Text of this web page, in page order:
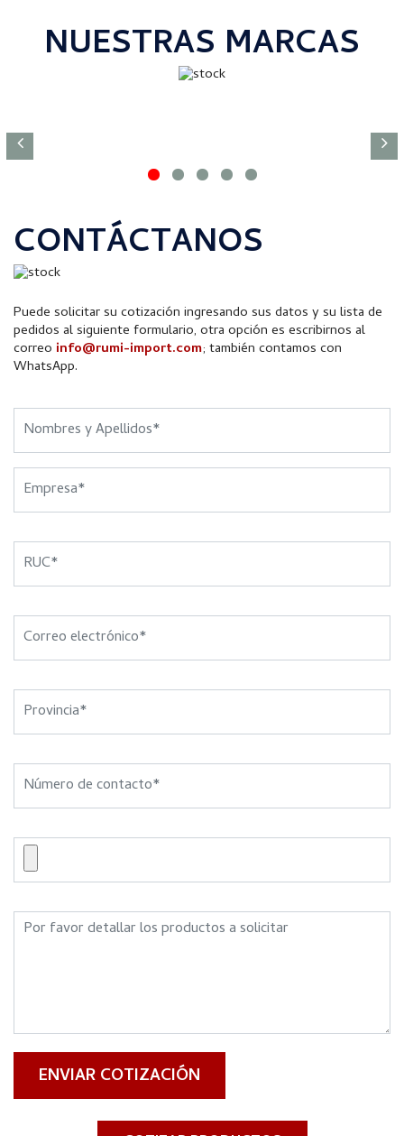
NUESTRAS MARCAS
CONTÁCTANOS
Puede solicitar su cotización ingresando sus datos y su lista de
pedidos al siguiente formulario, otra opción es escribirnos al
correo info@rumi-import.com; también contamos con
WhatsApp.
ENVIAR COTIZACIÓN